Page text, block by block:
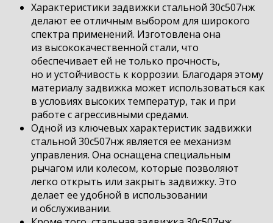
Характеристики задвижки стальной 30с507нж
делают ее отличным выбором для широкого
спектра применений. Изготовлена она
из высококачественной стали, что
обеспечивает ей не только прочность,
но и устойчивость к коррозии. Благодаря этому
материалу задвижка может использоваться как
в условиях высоких температур, так и при
работе с агрессивными средами.
Одной из ключевых характеристик задвижки
стальной 30с507нж является ее механизм
управления. Она оснащена специальным
рычагом или колесом, которые позволяют
легко открыть или закрыть задвижку. Это
делает ее удобной в использовании
и обслуживании.